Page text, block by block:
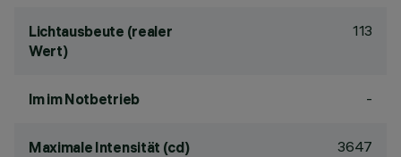
Lichtausbeute (realer
Wert)
113
lm im Notbetrieb -
Maximale Intensität (cd) 3647